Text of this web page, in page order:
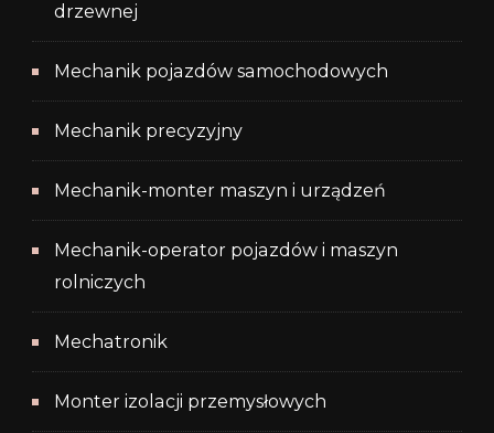
drzewnej
Mechanik pojazdów samochodowych
Mechanik precyzyjny
Mechanik-monter maszyn i urządzeń
Mechanik-operator pojazdów i maszyn
rolniczych
Mechatronik
Monter izolacji przemysłowych